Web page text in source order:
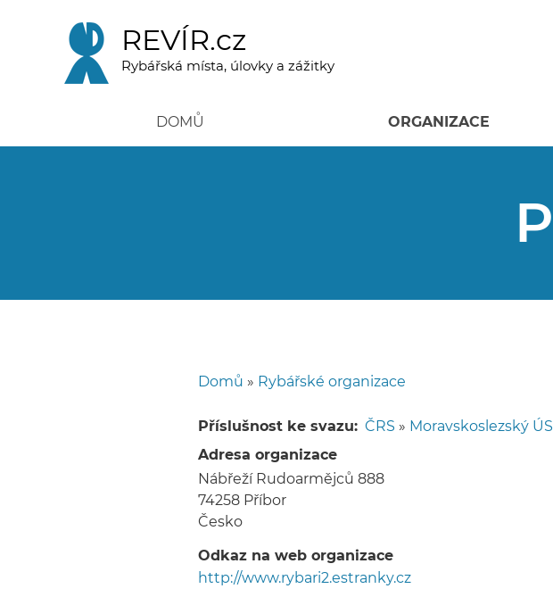
REVÍR.cz
Rybářská místa, úlovky a zážitky
DOMŮ ORGANIZACE
Drobečková
navigace
Domů Rybářské organizace
Příslušnost ke svazu ČRS » Moravskoslezský ÚS
Adresa organizace
Nábřeží Rudoarmějců 888
74258 Příbor
Česko
Odkaz na web organizace
http://www.rybari2.estranky.cz